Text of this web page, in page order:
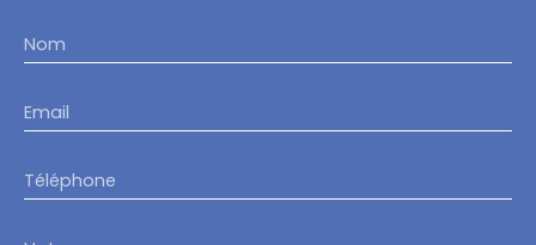
Nom
Email
Téléphone